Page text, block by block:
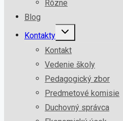
Rôzne
Blog
Kontakty
Kontakt
Vedenie školy
Pedagogický zbor
Predmetové komisie
Duchovný správca